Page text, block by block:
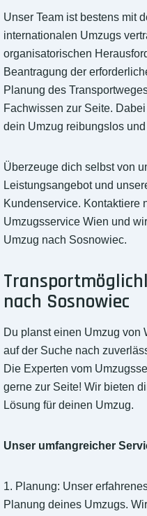
Unser Team ist bestens mit
internationalen Umzugs
organisatorischen
Beantragung der
Planung des
Fachwissen zur Seite.
dein Umzug reibungslos
Überzeuge dich selbst von
Leistungsangebot und
Kundenservice. Kontaktiere
Umzugsservice Wien und
Umzug nach Sosnowiec.
nach Sosnowiec
Du planst einen Umzug von
auf der Suche nach
Die Experten vom
gerne zur Seite! Wir bieten
Lösung für deinen Umzug.
Unser umfangreicher
1. Planung: Unser
Planung deines Umzugs.